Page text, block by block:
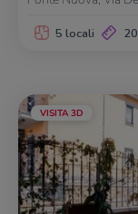
5 locali
VISITA 3D